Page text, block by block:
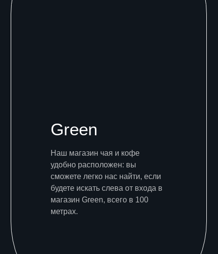
Наш магазин чая и кофе
удобно расположен: вы
сможете легко нас найти, если
будете искать слева от входа в
магазин Green, всего в 100
метрах.
Green